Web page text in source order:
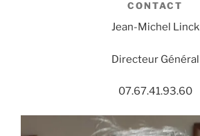
CONTACT
Jean-Michel Linck
Directeur Général
07.67.41.93.60